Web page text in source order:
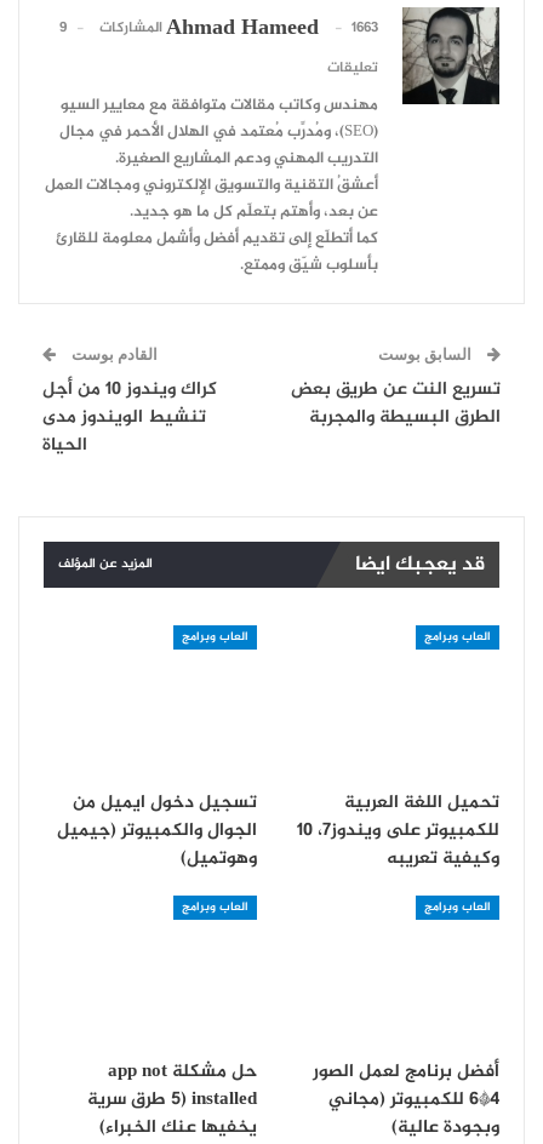
Ahmad Hameed 1663 المشاركات
9
تعليقات
مهندس وكاتب مقالات متوافقة مع معايير السيو
(SEO)، ومُدرِّب مُعتمد في الهلال الأحمر في مجال
التدريب المهني ودعم المشاريع الصغيرة.
أعشقُ التقنية والتسويق الإلكتروني ومجالات العمل
عن بعد، وأهتم بتعلّم كل ما هو جديد.
كما أتطلّع إلى تقديم أفضل وأشمل معلومة للقارئ
بأسلوب شيّق وممتع.
السابق بوست
تسريع النت عن طريق بعض
الطرق البسيطة والمجربة
القادم بوست
كراك ويندوز 10 من أجل
تنشيط الويندوز مدى
الحياة
قد يعجبك ايضا المزيد عن المؤلف
العاب وبرامج
تحميل اللغة العربية
للكمبيوتر على ويندوز7، 10
وكيفية تعريبه
العاب وبرامج
تسجيل دخول ايميل من
الجوال والكمبيوتر (جيميل
وهوتميل)
العاب وبرامج
أفضل برنامج لعمل الصور
4*6 للكمبيوتر (مجاني
وبجودة عالية)
العاب وبرامج
حل مشكلة app not
installed (5 طرق سرية
يخفيها عنك الخبراء)